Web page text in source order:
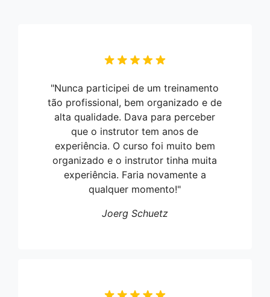
"Nunca participei de um treinamento
tão profissional, bem organizado e de
alta qualidade. Dava para perceber
que o instrutor tem anos de
experiência. O curso foi muito bem
organizado e o instrutor tinha muita
experiência. Faria novamente a
qualquer momento!"
Joerg Schuetz